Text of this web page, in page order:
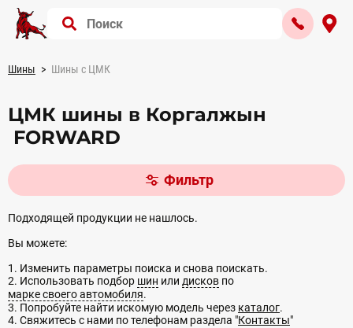
Шины Шины с ЦМК
ЦМК шины в Коргалжын
FORWARD
Фильтр
Подходящей продукции не нашлось.
Вы можете:
1. Изменить параметры поиска и снова поискать.
2. Использовать подбор шин или дисков по
марке своего автомобиля.
3. Попробуйте найти искомую модель через каталог.
4. Свяжитесь с нами по телефонам раздела "Контакты"